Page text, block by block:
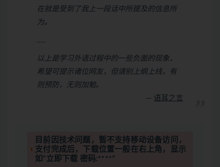
在就是受到了我上一段话中所提及的信息所
为。
…..
以上是学习外语过程中的一些负面的现象，
希望可提示诸位网友，但请别上纲上线，有
则预防，无则加勉。
语耳之言
目前因技术问题，暂不支持移动设备访问，
支付完成后，下载位置一般在右上角，显示
如“立即下载 密码:****”